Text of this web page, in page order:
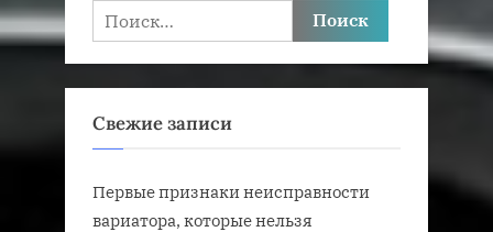
Найти:
Свежие записи
Первые признаки неисправности
вариатора, которые нельзя